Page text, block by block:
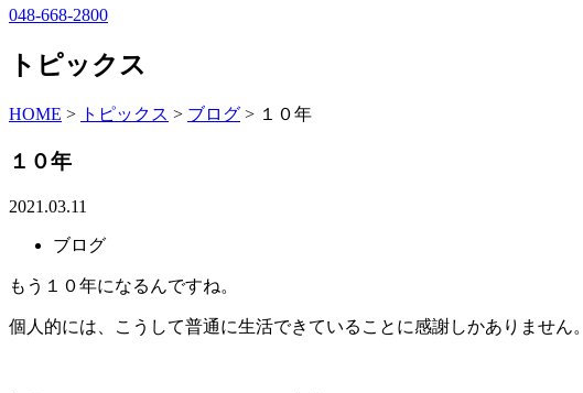
048-668-2800
トピックス
HOME > トピックス > ブログ > １０年
１０年
2021.03.11
ブログ
もう１０年になるんですね。
個人的には、こうして普通に生活できていることに感謝しかありません。